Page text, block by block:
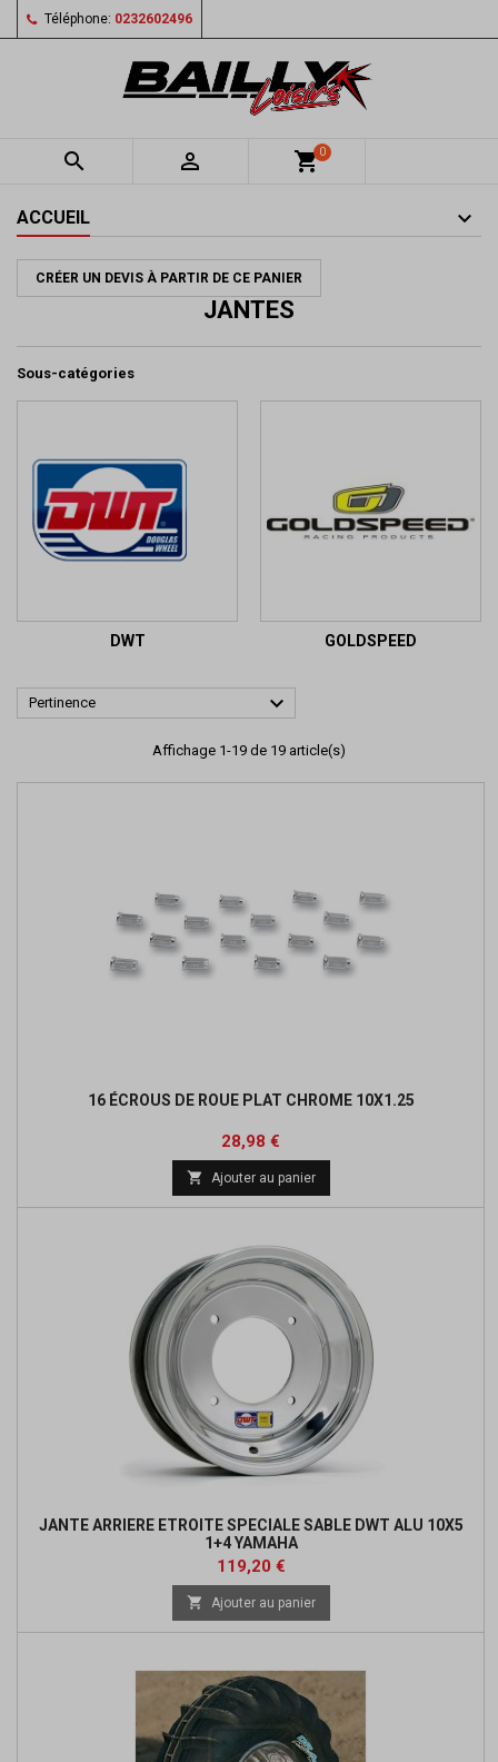
Téléphone: 0232602496
  shopping_cart0
ACCUEIL
CRÉER UN DEVIS À PARTIR DE CE PANIER
JANTES
Sous-catégories
DWT GOLDSPEED
Pertinence 
Affichage 1-19 de 19 article(s)
16 ÉCROUS DE ROUE PLAT CHROME 10X1.25
Prix
28,98 €
 Ajouter au panier
JANTE ARRIERE ETROITE SPECIALE SABLE DWT ALU 10X5
1+4 YAMAHA
Prix
119,20 €Prix
de
base
 Ajouter au panier